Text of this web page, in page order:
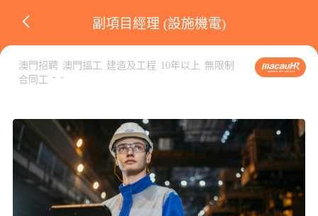
副項目經理 (設施機電)
澳門招聘 澳門搵工 建造及工程 10年以上 無限制
合同工 - -